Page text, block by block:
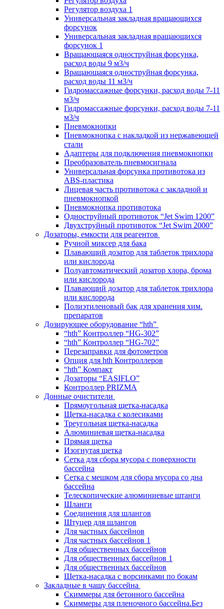
Регулятор воздуха 1
Универсальная закладная вращающихся
форсунок
Универсальная закладная вращающихся
форсунок 1
Вращающаяся одноструйная форсунка,
расход воды 9 м3/ч
Вращающаяся одноструйная форсунка,
расход воды 11 м3/ч
Гидромассажные форсунки, расход воды 7-11
м3/ч
Гидромассажные форсунки, расход воды 7-11
м3/ч
Пневмокнопки
Пневмокнопка с накладкой из нержавеющей
стали
Адаптеры для подключения пневмокнопки
Преобразователь пневмосигнала
Универсальная форсунка противотока из
ABS-пластика
Лицевая часть противотока с закладной и
пневмокнопкой
Пневмокнопка противотока
Одноструйный противоток “Jet Swim 1200”
Двухструйный противоток “Jet Swim 2000”
Дозаторы, емкости для реагентов
Ручной миксер для бака
Плавающий дозатор для таблеток трихлора
или кислорода
Полуавтоматический дозатор хлора, брома
или кислорода
Плавающий дозатор для таблеток трихлора
или кислорода
Полиэтиленовый бак для хранения хим.
препаратов
Дозирующее оборудование “hth”
“hth” Контроллер “HG-302”
“hth” Контроллер “HG-702”
Перезаправки для фотометров
Опция для hth Контроллеров
“hth” Компакт
Дозаторы “EASIFLO”
Контроллер PRIZMA
Донные очистители
Прямоугольная щетка-насадка
Щетка-насадка с колесиками
Треугольная щетка-насадка
Алюминиевая щетка-насадка
Прямая щетка
Изогнутая щетка
Сетка для сбора мусора с поверхности
бассейна
Сетка с мешком для сбора мусора со дна
бассейна
Телескопические алюминиевые штанги
Шланги
Соединения для шлангов
Штуцер для шлангов
Для частных бассейнов
Для частных бассейнов 1
Для общественных бассейнов
Для общественных бассейнов 1
Для общественных бассейнов
Щетка-насадка с ворсинками по бокам
Закладные в чашу бассейна
Скиммеры для бетонного бассейна
Скиммеры для пленочного бассейна.Без